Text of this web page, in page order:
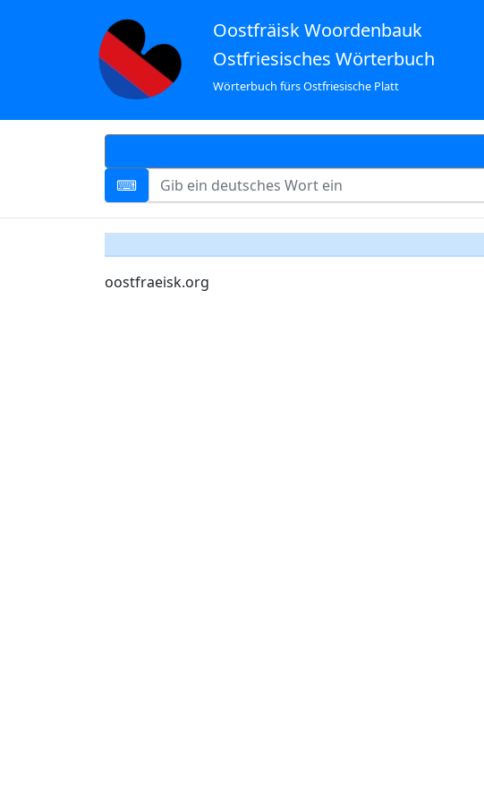
Oostfräisk Woordenbauk
Ostfriesisches Wörterbuch
Wörterbuch fürs Ostfriesische Platt
oostfraeisk.org